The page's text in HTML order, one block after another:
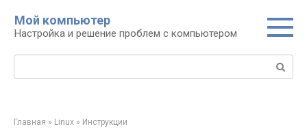
контенту
Мой компьютер
Настройка и решение проблем с компьютером
Поиск:
Главная » Linux » Инструкции